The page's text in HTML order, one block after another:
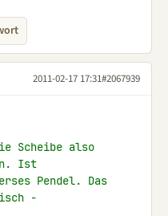
2011-02-17 17:31#2067939
Scheibe also
Ist
Pendel. Das
-